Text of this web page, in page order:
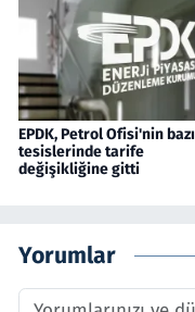
EPDK, Petrol Ofisi'nin bazı
tesislerinde tarife
değişikliğine gitti
Yorumlar